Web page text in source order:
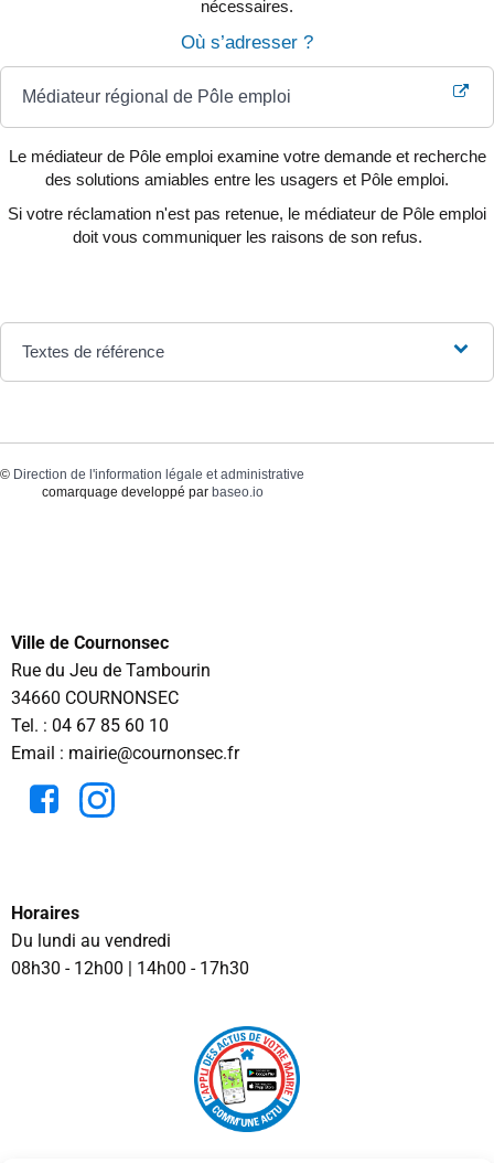
nécessaires.
Où s’adresser ?
Médiateur régional de Pôle emploi
Le médiateur de Pôle emploi examine votre demande et recherche
des solutions amiables entre les usagers et Pôle emploi.
Si votre réclamation n'est pas retenue, le médiateur de Pôle emploi
doit vous communiquer les raisons de son refus.
Textes de référence
© Direction de l'information légale et administrative
comarquage developpé par baseo.io
Ville de Cournonsec
Rue du Jeu de Tambourin
34660 COURNONSEC
Tel. : 04 67 85 60 10
Email : mairie@cournonsec.fr
Horaires
Du lundi au vendredi
08h30 - 12h00 | 14h00 - 17h30